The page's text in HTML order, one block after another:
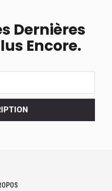
Dernières
Encore.